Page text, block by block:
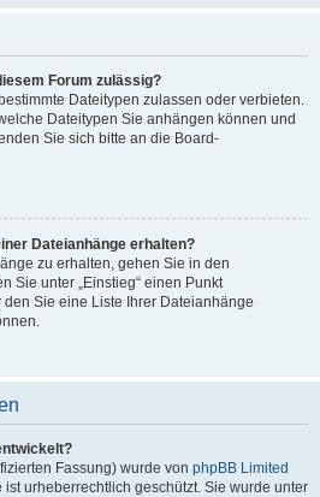
Forum zulässig?
Dateitypen zulassen oder verbieten.
Dateitypen Sie anhängen können und
Sie sich bitte an die Board-
Dateianhänge erhalten?
zu erhalten, gehen Sie in den
Sie unter „Einstieg“ einen Punkt
den Sie eine Liste Ihrer Dateianhänge
Fassung) wurde von phpBB Limited
urheberrechtlich geschützt. Sie wurde unter